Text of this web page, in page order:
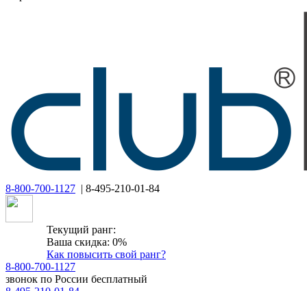
8-800-700-1127 | 8-495-210-01-84
Текущий ранг:
Ваша скидка: 0%
Как повысить свой ранг?
8-800-700-1127
звонок по России бесплатный